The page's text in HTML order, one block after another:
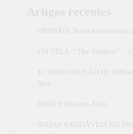
OPINIÃO: Nova
EM TELA: “The Truthers” –
#2 DESCONEXÃO III:
fácil
DATAS: Dia dos Avós
IDEIAS SAUDÁVEIS NO